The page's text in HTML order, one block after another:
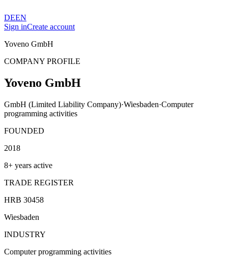
DEEN
Sign inCreate account
Yoveno GmbH
COMPANY PROFILE
Yoveno GmbH
GmbH (Limited Liability Company)·Wiesbaden·Computer
programming activities
FOUNDED
2018
8+ years active
TRADE REGISTER
HRB 30458
Wiesbaden
INDUSTRY
Computer programming activities